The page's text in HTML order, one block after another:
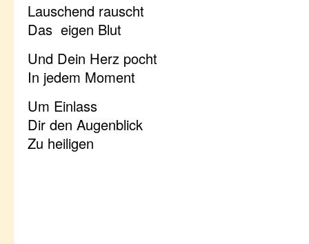
Lauschend rauscht
Das eigen Blut
Und Dein Herz pocht
In jedem Moment
Um Einlass
Dir den Augenblick
Zu heiligen